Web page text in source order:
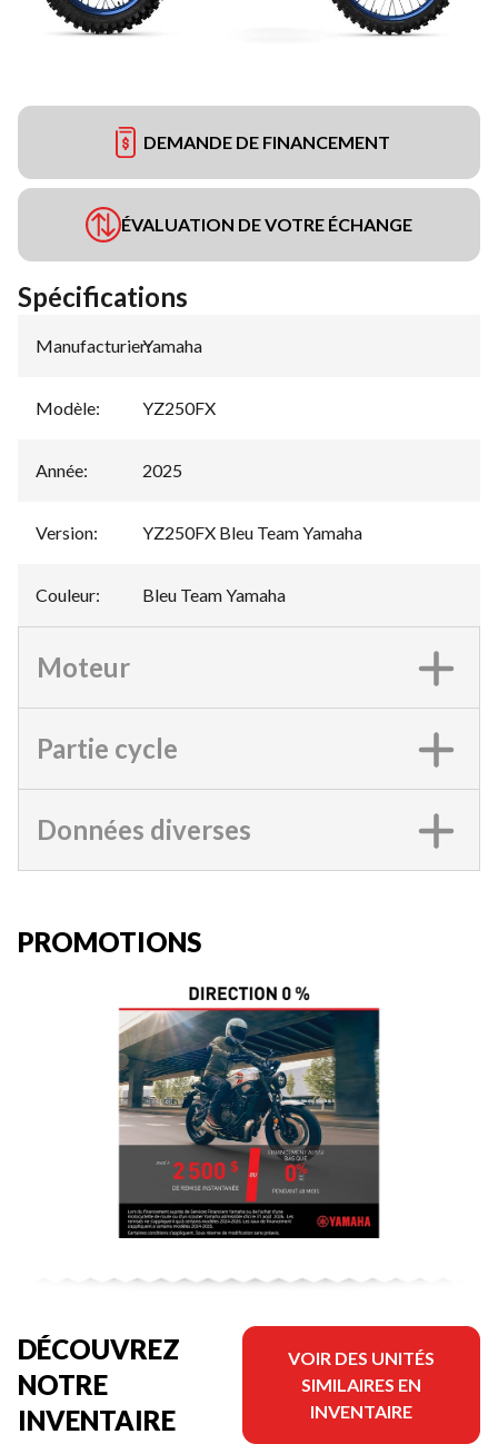
DEMANDE DE FINANCEMENT
ÉVALUATION DE VOTRE ÉCHANGE
Spécifications
Manufacturier:
Yamaha
Modèle: YZ250FX
Année: 2025
Version: YZ250FX Bleu Team Yamaha
Couleur: Bleu Team Yamaha
Moteur
Partie cycle
Données diverses
PROMOTIONS
DÉCOUVREZ
NOTRE
INVENTAIRE
VOIR DES UNITÉS
SIMILAIRES EN
INVENTAIRE